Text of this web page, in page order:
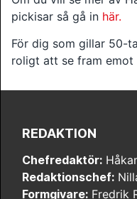
pickisar så gå in här.
För dig som gillar 50-
roligt att se fram emot
REDAKTION
Chefredaktör:
Redaktionschef:
Formgivare: Fredrik